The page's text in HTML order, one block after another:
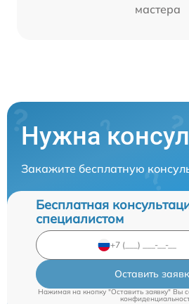
мастера
Нужна
Закажите бесплатную
Бесплатная
специалистом
Оставить
Нажимая на кнопку "Оставить заявку" Вы